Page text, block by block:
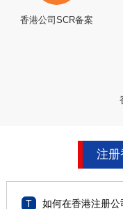
香港公司SCR备案
注册
如何在香港注册公